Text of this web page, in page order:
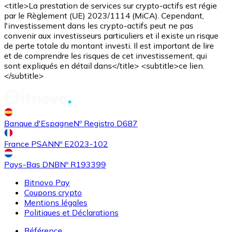
<title>La prestation de services sur crypto-actifs est régie
par le Règlement (UE) 2023/1114 (MiCA). Cependant,
l'investissement dans les crypto-actifs peut ne pas
convenir aux investisseurs particuliers et il existe un risque
de perte totale du montant investi. Il est important de lire
et de comprendre les risques de cet investissement, qui
sont expliqués en détail dans</title> <subtitle>ce lien.
</subtitle>
Banque d'EspagneNº Registro D687
France PSANNº E2023-102
Pays-Bas DNBNº R193399
Bitnovo Pay
Coupons crypto
Mentions légales
Politiques et Déclarations